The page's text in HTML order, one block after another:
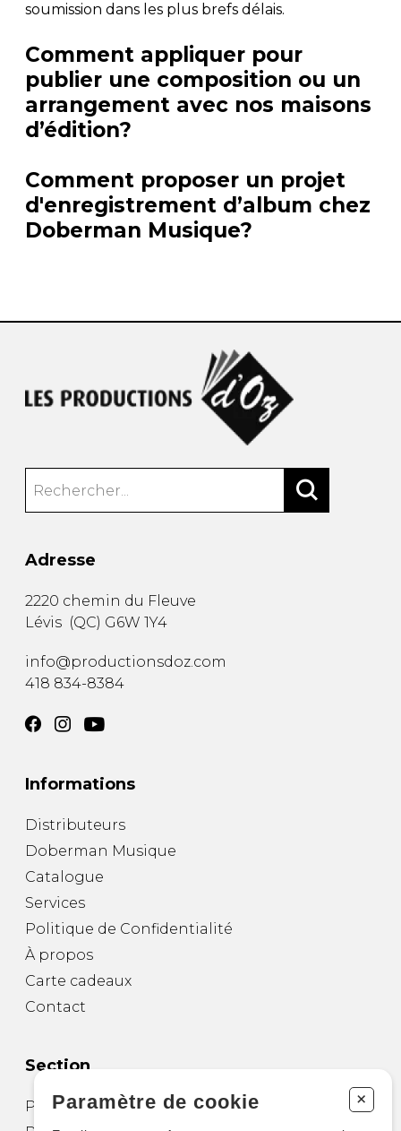
soumission dans les plus brefs délais.
Comment appliquer pour
publier une composition ou un
arrangement avec nos maisons
d’édition?
Comment proposer un projet
d'enregistrement d’album chez
Doberman Musique?
Adresse
2220 chemin du Fleuve
Lévis (QC) G6W 1Y4
info@productionsdoz.com
418 834-8384
Informations
Distributeurs
Doberman Musique
Catalogue
Services
Politique de Confidentialité
À propos
Carte cadeaux
Contact
Section
Partitions pour guitare
Paramètre de cookie +